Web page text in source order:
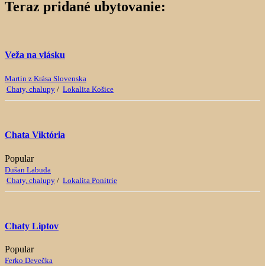
Teraz pridané ubytovanie:
Veža na vlásku
Martin z Krása Slovenska
Chaty, chalupy / Lokalita Košice
Chata Viktória
Popular
Dušan Labuda
Chaty, chalupy / Lokalita Ponitrie
Chaty Liptov
Popular
Ferko Devečka